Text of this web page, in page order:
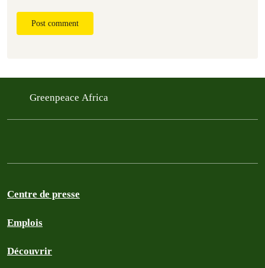
Post comment
Greenpeace Africa
Centre de presse
Emplois
Découvrir